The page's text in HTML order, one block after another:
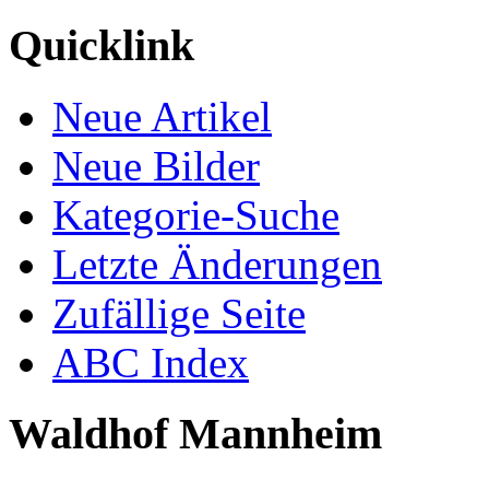
Quicklink
Neue Artikel
Neue Bilder
Kategorie-Suche
Letzte Änderungen
Zufällige Seite
ABC Index
Waldhof Mannheim